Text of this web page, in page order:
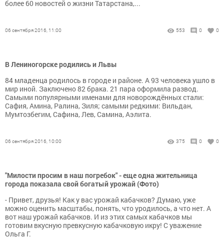
более 60 новостей о жизни Татарстана,...
06 сентября 2016, 11:00 553 0 0
В Лениногорске родились и Львы
84 младенца родилось в городе и районе. А 93 человека ушло в
мир иной. Заключено 82 брака. 21 пара оформила развод.
Самыми популярными именами для новорождённых стали:
Сафия, Амина, Ралина, Зиля; самыми редкими: Вильдан,
Мумтозбегим, Сафина, Лев, Самина, Аэлита.
06 сентября 2016, 10:00 375 0 0
"Милости просим в наш погребок" - еще одна жительница
города показала свой богатый урожай (Фото)
- Привет, друзья! Как у вас урожай кабачков? Думаю, уже
можно оценить масштабы, понять, что уродилось, а что нет. А
вот наш урожай кабачков. И из этих самых кабачков мы
готовим вкусную превкусную кабачковую икру! С уважение
Ольга Г.